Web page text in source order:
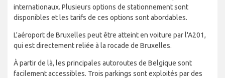
internationaux. Plusieurs options de stationnement sont
disponibles et les tarifs de ces options sont abordables.
L'aéroport de Bruxelles peut être atteint en voiture par l'A201,
qui est directement reliée à la rocade de Bruxelles.
À partir de là, les principales autoroutes de Belgique sont
facilement accessibles. Trois parkings sont exploités par des